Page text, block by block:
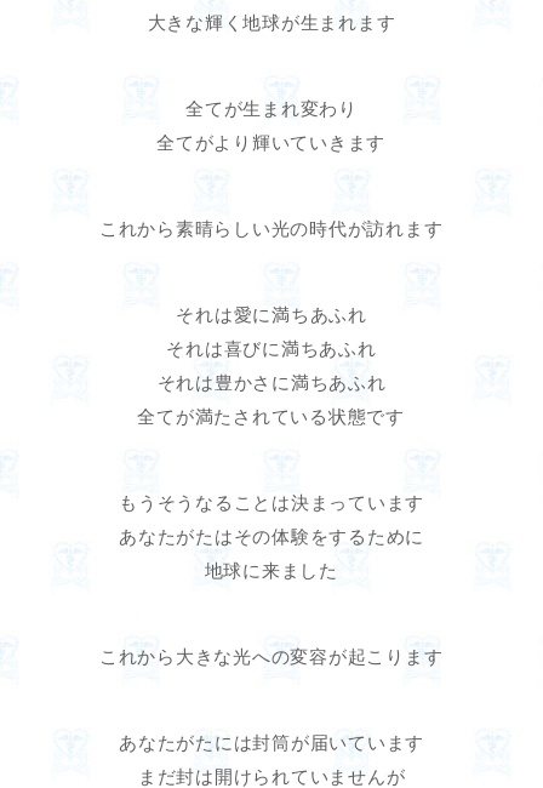
大きな輝く地球が生まれます
全てが生まれ変わり
全てがより輝いていきます
これから素晴らしい光の時代が訪れます
それは愛に満ちあふれ
それは喜びに満ちあふれ
それは豊かさに満ちあふれ
全てが満たされている状態です
もうそうなることは決まっています
あなたがたはその体験をするために
地球に来ました
これから大きな光への変容が起こります
あなたがたには封筒が届いています
まだ封は開けられていませんが